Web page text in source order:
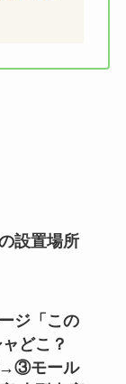
設置場所
ジ「この
どこ？
→③モール